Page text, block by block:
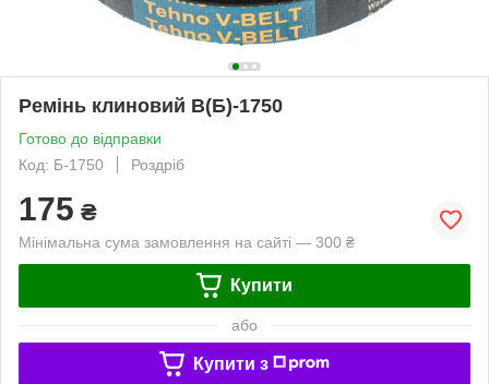
Ремінь клиновий В(Б)-1750
Готово до відправки
Код: Б-1750
Роздріб
175 ₴
Мінімальна сума замовлення на сайті — 300 ₴
Купити
або
Купити з